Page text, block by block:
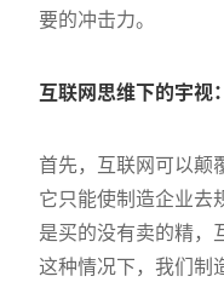
要的冲击力。
互联网思维下的宇视
首先，互联网可以颠
它只能使制造企业去
是买的没有卖的精，
这种情况下，我们制